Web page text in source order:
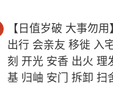
【日值岁破 大事勿
出行 会亲友 移徙 入
刻 开光 安香 出火 理
基 归岫 安门 拆卸 扫